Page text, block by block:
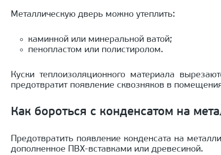
Металлическую дверь можно утеплить:
каминной или минеральной ватой;
пенопластом или полистиролом.
Куски теплоизоляционного материала
предотвратит появление сквозняков в
Как бороться с конденсатом на
Предотвратить появление конденсата на
дополненное ПВХ-вставками или древесиной.